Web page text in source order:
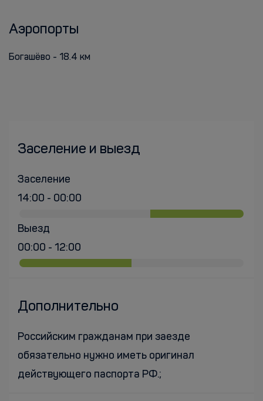
Аэропорты
Богашёво - 18.4 км
Заселение и выезд
Заселение
14:00 - 00:00
Выезд
00:00 - 12:00
Дополнительно
Российским гражданам при заезде
обязательно нужно иметь оригинал
действующего паспорта РФ.;